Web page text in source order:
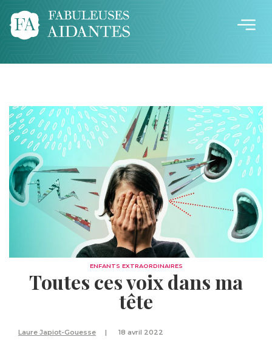
ENFANTS EXTRAORDINAIRES
Toutes ces voix dans ma
tête
Laure Japiot-Gouesse 18 avril 2022